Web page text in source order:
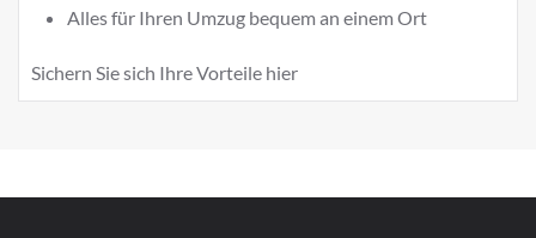
Alles für Ihren Umzug bequem an einem Ort
Sichern Sie sich Ihre Vorteile hier